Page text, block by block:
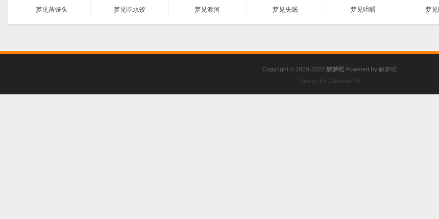
梦见蒸馒头 梦见吃水饺 梦见渡河 梦见失眠 梦见咀嚼 梦
Copyright © 2020-2022 解梦吧 Powered by 解梦吧
Design By Channel 44